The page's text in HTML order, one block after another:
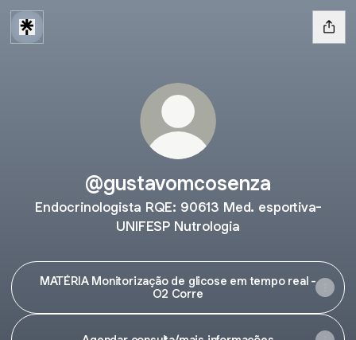
@gustavomcosenza
Endocrinologista RQE: 90613 Med. esportiva-
UNIFESP Nutrologia
MATÉRIA Monitorização de glicose em tempo real -
O2 Corre